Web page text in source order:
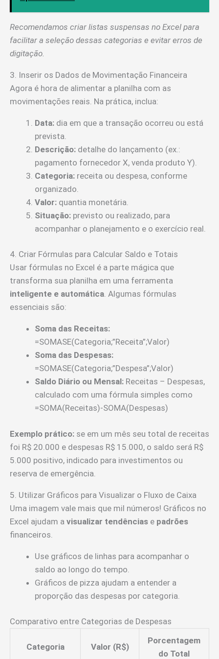
Recomendamos criar listas suspensas no Excel para
facilitar a seleção dessas categorias e evitar erros de
digitação.
3. Inserir os Dados de Movimentação Financeira
Agora é hora de alimentar a planilha com as
movimentações reais. Na prática, inclua:
Data: dia em que a transação ocorreu ou está
prevista.
Descrição: detalhe do lançamento (ex.:
pagamento fornecedor X, venda produto Y).
Categoria: receita ou despesa, conforme
organizado.
Valor: quantia monetária.
Situação: previsto ou realizado, para
acompanhar o planejamento e o exercício real.
4. Criar Fórmulas para Calcular Saldo e Totais
Usar fórmulas no Excel é a parte mágica que
transforma sua planilha em uma ferramenta
inteligente e automática. Algumas fórmulas
essenciais são:
Soma das Receitas:
=SOMASE(Categoria;”Receita”;Valor)
Soma das Despesas:
=SOMASE(Categoria;”Despesa”;Valor)
Saldo Diário ou Mensal: Receitas – Despesas,
calculado com uma fórmula simples como
=SOMA(Receitas)-SOMA(Despesas)
Exemplo prático: se em um mês seu total de receitas
foi R$ 20.000 e despesas R$ 15.000, o saldo será R$
5.000 positivo, indicado para investimentos ou
reserva de emergência.
5. Utilizar Gráficos para Visualizar o Fluxo de Caixa
Uma imagem vale mais que mil números! Gráficos no
Excel ajudam a visualizar tendências e padrões
financeiros.
Use gráficos de linhas para acompanhar o
saldo ao longo do tempo.
Gráficos de pizza ajudam a entender a
proporção das despesas por categoria.
Comparativo entre Categorias de Despesas
Categoria Valor (R$)
Porcentagem
do Total